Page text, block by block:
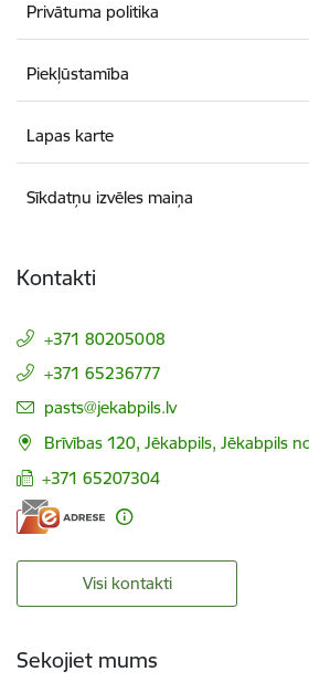
Privātuma politika
Piekļūstamība
Lapas karte
Sīkdatņu izvēles maiņa
Kontakti
+371 80205008
+371 65236777
E-pasts:
pasts@jekabpils.lv
Brīvības 120, Jēkabpils, Jēkabpils
+371 65207304
Visi kontakti
Sekojiet mums